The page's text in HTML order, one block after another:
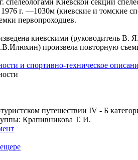
спелеологами Киевской секции
г. —1030м (киевские и томские
первопроходцев.
киевскими (руководитель В.
произвела повторную
и спортивно-техническое
путешествии IV - Б
Крапивникова Т. И.